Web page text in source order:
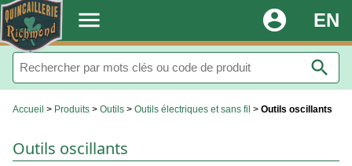
. menu EN
account_circle
search
Accueil > Produits > Outils > Outils électriques et sans fil > Outils oscillants
Outils oscillants